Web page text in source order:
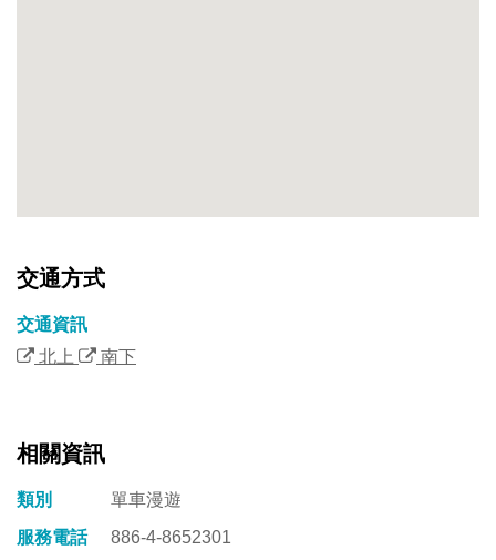
交通方式
交通資訊
北上
南下
相關資訊
類別
單車漫遊
服務電話
886-4-8652301